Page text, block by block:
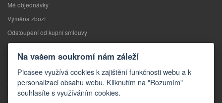
Mé objednávky
Výměna zboží
Odstoupení od kupní smlouvy
Reklamace
KONTAKTY
Kontakty
Kontaktní formulář
Na vašem soukromí nám záleží
Picasee využívá cookies k zajištění funkčnosti webu a k
personalizaci obsahu webu. Kliknutím na "Rozumím"
souhlasíte s využíváním cookies.